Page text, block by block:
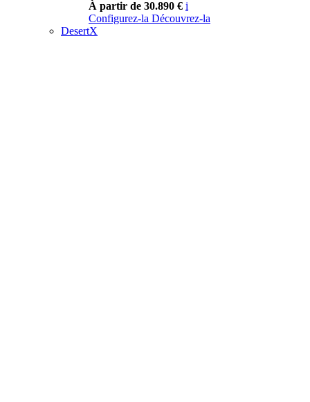
À partir de 30.890 € i
Configurez-la Découvrez-la
DesertX